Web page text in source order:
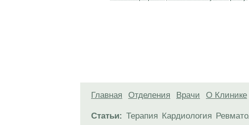
Главная Отделения Врачи О Клинике
Статьи: Терапия Кардиология